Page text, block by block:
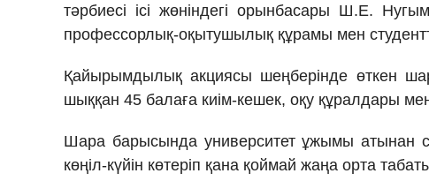
тәрбиесі ісі жөніндегі орынбасары Ш.Е.
профессорлық-оқытушылық құрамы мен
Қайырымдылық акциясы шеңберінде өткен
шыққан 45 балаға киім-кешек, оқу құралдары
Шара барысында университет ұжымы атынан
көңіл-күйін көтеріп қана қоймай жаңа орта